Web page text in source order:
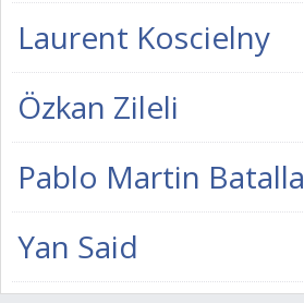
Laurent Koscielny
Özkan Zileli
Pablo Martin Batalla
Yan Said